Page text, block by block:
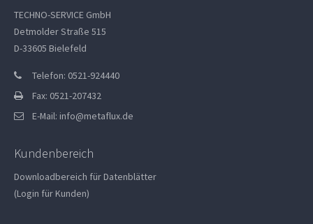
TECHNO-SERVICE GmbH
Detmolder Straße 515
D-33605 Bielefeld
Telefon: 0521-924440
Fax: 0521-207432
E-Mail: info@metaflux.de
Kundenbereich
Downloadbereich für Datenblätter
(Login für Kunden)